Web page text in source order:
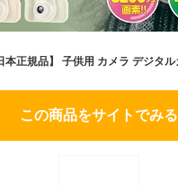
この商品をサイトでみる